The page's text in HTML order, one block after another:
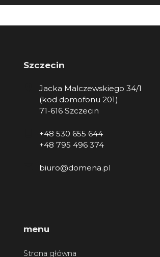
Szczecin
Jacka Malczewskiego 34/1
(kod domofonu 201)
71-616 Szczecin
+48 530 655 644
+48 795 496 374
biuro@domena.pl
menu
Strona główna